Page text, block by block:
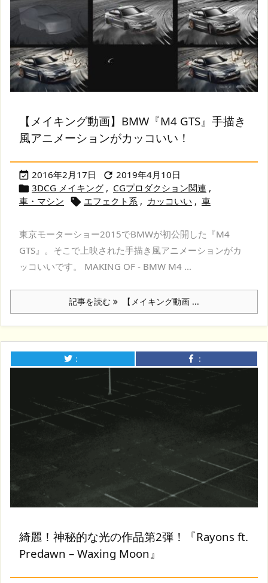
【メイキング動画】BMW『M4 GTS』手描き
風アニメーションがカッコいい！
 2016年2月17日  2019年4月10日
 3DCG メイキング , CGプロダクション関連 ,
車・マシン
 エフェクト系 , カッコいい , 車
東京モーターショー2015でBMWが初公開した『M4
GTS』。そこで上映された手描き風アニメーションがカ
ッコいいです。 MAKING OF - BMW M4 ...
記事を読む 【メイキング動画 ...
： ：
綺麗！神秘的な光の作品第2弾！『Rayons ft.
Predawn – Waxing Moon』